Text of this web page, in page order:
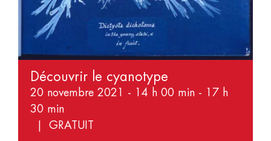
Découvrir le cyanotype
20 novembre 2021 - 14 h 00 min - 17 h
30 min
GRATUIT